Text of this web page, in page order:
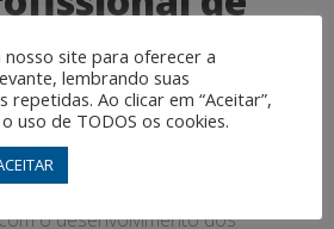
de um Coach Profissional
escuta ativa, habilidades
de motivar e inspirar,
criatividade e
o desenvolvimento dos
nosso site para oferecer a
lembrando suas
repetidas. Ao clicar em “Aceitar”,
uso de TODOS os cookies.